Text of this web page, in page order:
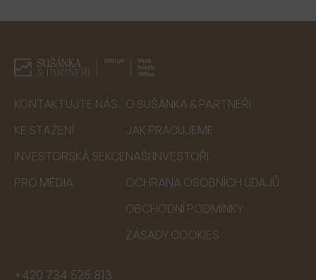
KONTAKTUJTE NÁS
KE STAŽENÍ
INVESTORSKÁ SEKCE
PRO MÉDIA
O SUŠÁNKA & PARTNEŘI
JAK PRACUJEME
NAŠI INVESTOŘI
OCHRANA OSOBNÍCH ÚDAJŮ
OBCHODNÍ PODMÍNKY
ZÁSADY COOKIES
+420 734 525 813